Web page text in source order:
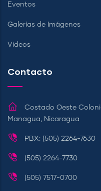
Eventos
Galerías de Imágenes
Videos
Contacto
Costado Oeste
Managua, Nicaragua
PBX: (505) 2264-7630
(505) 2264-7730
(505) 7517-0700